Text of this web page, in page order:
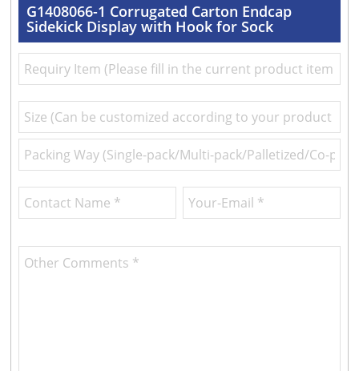
G1408066-1 Corrugated Carton Endcap
Sidekick Display with Hook for Sock